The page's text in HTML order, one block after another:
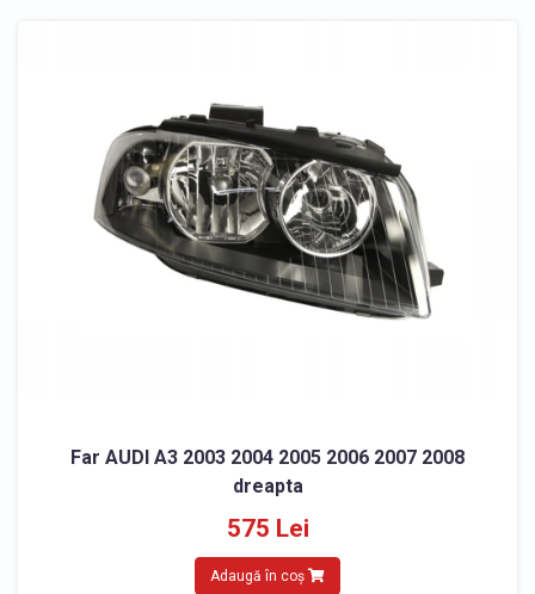
Far AUDI A3 2003 2004 2005 2006 2007 2008
dreapta
575 Lei
Adaugă în coș